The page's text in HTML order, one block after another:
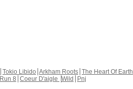
Tokio Libido Arkham Roots The Heart Of Earth
Run 8 Coeur D'aigle Wild
Pnj